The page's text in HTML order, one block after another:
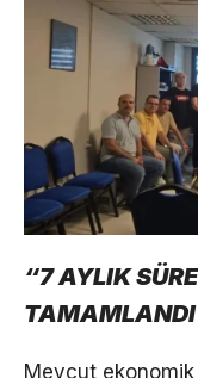
“7 AYLIK
Mevcut